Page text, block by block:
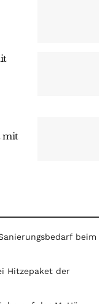
mit
beim
Hitzepaket der